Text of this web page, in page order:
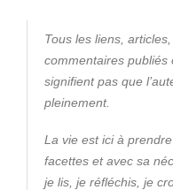
Tous les liens,
commentaires publiés
signifient pas que
pleinement.
La vie est ici à
facettes et avec sa
je lis, je réfléchis, je